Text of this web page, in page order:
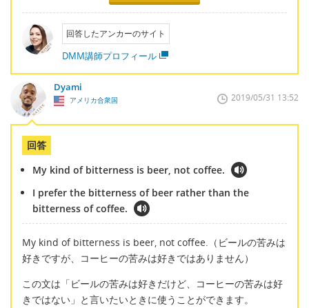
回答したアンカーのサイト
DMM講師プロフィール
Dyami
アメリカ合衆国 2019/05/31 13:52
回答
My kind of bitterness is beer, not coffee.
I prefer the bitterness of beer rather than the
bitterness of coffee.
My kind of bitterness is beer, not coffee.（ビールの苦みは
好きですが、コーヒーの苦みは好きではありません）
この文は「ビールの苦みは好きだけど、コーヒーの苦みは好
きではない」と言いたいときに使うことができます。